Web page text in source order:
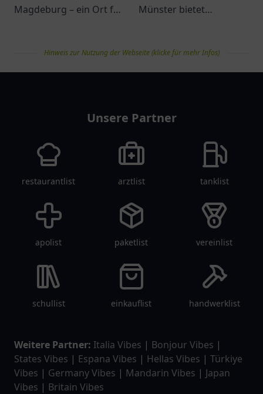
Magdeburg – ein Ort für
Betreuung.
Münster bietet
soziale Kontakte zu
pflegen.
Hinweis zur Nutzung der Webseite (klicke für mehr Infos)
Unsere Partner
restaurantlist arztlist tanklist
apolist paketlist vereinlist
schullist einkauflist handwerklist
Weitere Partner: Italia Vibes | Bonjour Vibes |
States Vibes | Espana Vibes | Hellas Vibes | Türkiye
Vibes | Germany Vibes | Mandarin Vibes | Japan
Vibes | Britain Vibes